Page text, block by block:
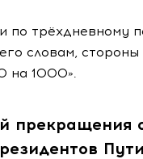
по трёхдневному
словам,
на 1000».
прекращения